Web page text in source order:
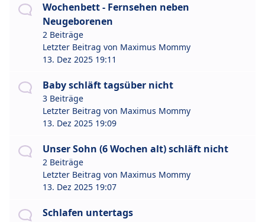
Wochenbett - Fernsehen neben
Neugeborenen
2 Beiträge
Letzter Beitrag von Maximus Mommy
13. Dez 2025 19:11
Baby schläft tagsüber nicht
3 Beiträge
Letzter Beitrag von Maximus Mommy
13. Dez 2025 19:09
Unser Sohn (6 Wochen alt) schläft nicht
2 Beiträge
Letzter Beitrag von Maximus Mommy
13. Dez 2025 19:07
Schlafen untertags